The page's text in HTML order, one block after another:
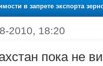
в запрете экспорта
2010, 18:20
пока не